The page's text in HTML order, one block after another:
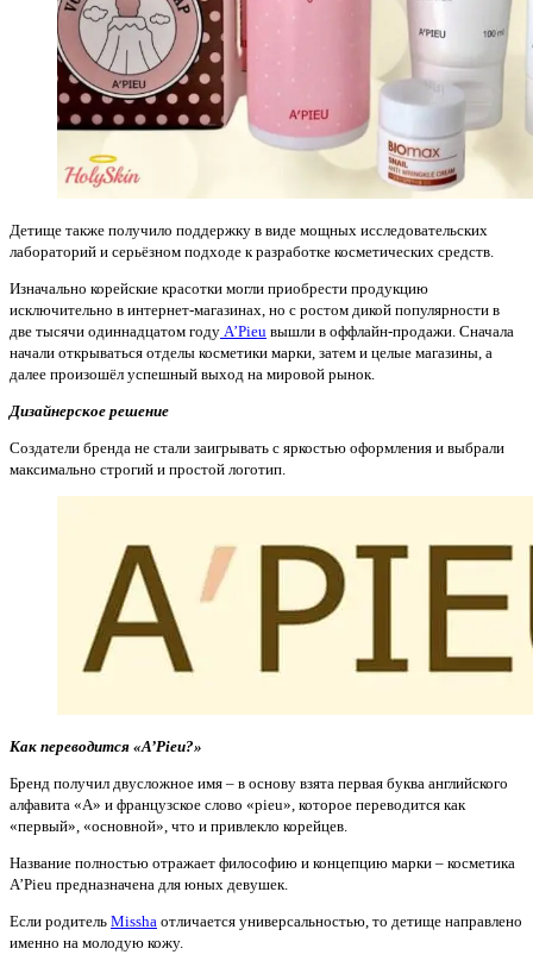
Детище также получило поддержку в виде мощных исследовательских
лабораторий и серьёзном подходе к разработке косметических средств.
Изначально корейские красотки могли приобрести продукцию
исключительно в интернет-магазинах, но с ростом дикой популярности в
две тысячи одиннадцатом году A’Pieu вышли в оффлайн-продажи. Сначала
начали открываться отделы косметики марки, затем и целые магазины, а
далее произошёл успешный выход на мировой рынок.
Дизайнерское решение
Создатели бренда не стали заигрывать с яркостью оформления и выбрали
максимально строгий и простой логотип.
Как переводится «A’Pieu?»
Бренд получил двусложное имя – в основу взята первая буква английского
алфавита «A» и французское слово «рieu», которое переводится как
«первый», «основной», что и привлекло корейцев.
Название полностью отражает философию и концепцию марки – косметика
A’Pieu предназначена для юных девушек.
Если родитель Missha отличается универсальностью, то детище направлено
именно на молодую кожу.